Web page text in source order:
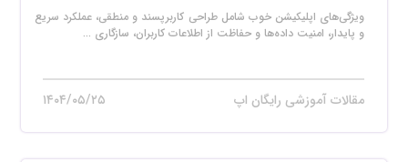
ویژگی‌های اپلیکیشن خوب شامل طراحی کاربرپسند و منطقی، عملکرد سریع
و پایدار، امنیت داده‌ها و حفاظت از اطلاعات کاربران، سازگاری ...
مقالات آموزشی رایگان اپ ۱۴۰۴/۰۵/۲۵